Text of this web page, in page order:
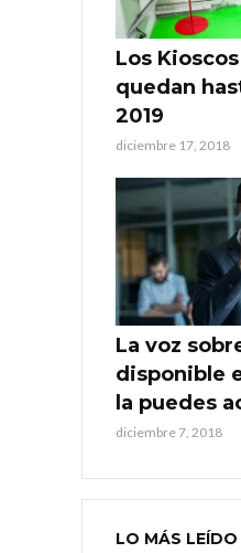
Los
quedan
2019
diciembre 17, 2018
La voz
disponible
la puedes
diciembre 7, 2018
LO MÁS